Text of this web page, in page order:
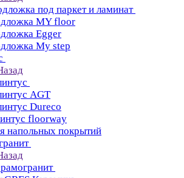
под паркет и ламинат
MY floor
Egger
My step
AGT
Dureco
floorway
напольных покрытий